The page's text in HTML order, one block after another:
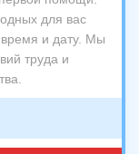
для вас
время и дату. Мы
труда и